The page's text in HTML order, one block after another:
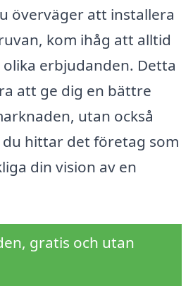
överväger att installera
kom ihåg att alltid
erbjudanden. Detta
att ge dig en bättre
utan också
hittar det företag som
din vision av en
gratis och utan